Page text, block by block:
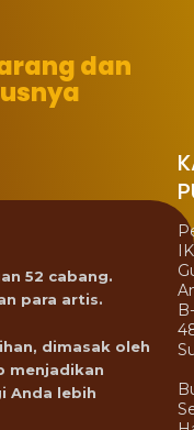
dan
52 cabang.
para artis.
dimasak oleh
menjadikan
Anda lebih
B-